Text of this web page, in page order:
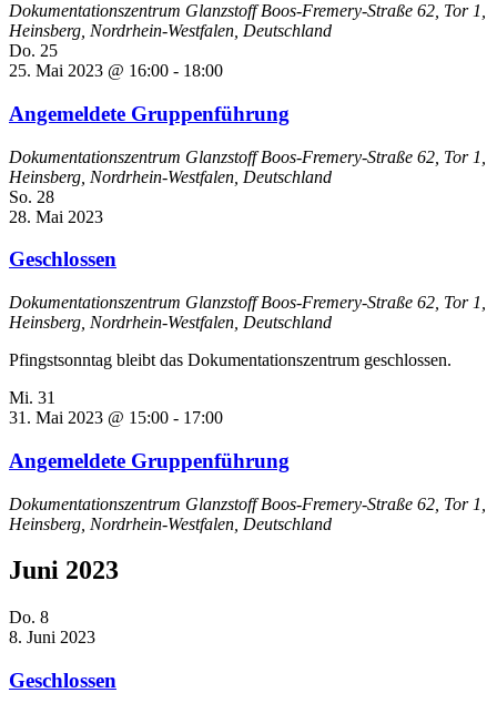
Dokumentationszentrum GlanzstoffBoos-Fremery-Straße 62, Tor 1,
Heinsberg, Nordrhein-Westfalen, Deutschland
Do. 25
25. Mai 2023 @ 16:00 - 18:00
Angemeldete Gruppenführung
Dokumentationszentrum GlanzstoffBoos-Fremery-Straße 62, Tor 1,
Heinsberg, Nordrhein-Westfalen, Deutschland
So. 28
28. Mai 2023
Geschlossen
Dokumentationszentrum GlanzstoffBoos-Fremery-Straße 62, Tor 1,
Heinsberg, Nordrhein-Westfalen, Deutschland
Pfingstsonntag bleibt das Dokumentationszentrum geschlossen.
Mi. 31
31. Mai 2023 @ 15:00 - 17:00
Angemeldete Gruppenführung
Dokumentationszentrum GlanzstoffBoos-Fremery-Straße 62, Tor 1,
Heinsberg, Nordrhein-Westfalen, Deutschland
Juni 2023
Do. 8
8. Juni 2023
Geschlossen